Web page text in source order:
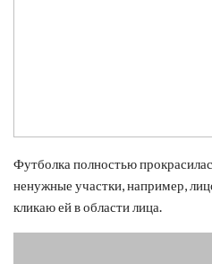
Футболка полностью
ненужные участки, например,
кликаю ей в области лица.